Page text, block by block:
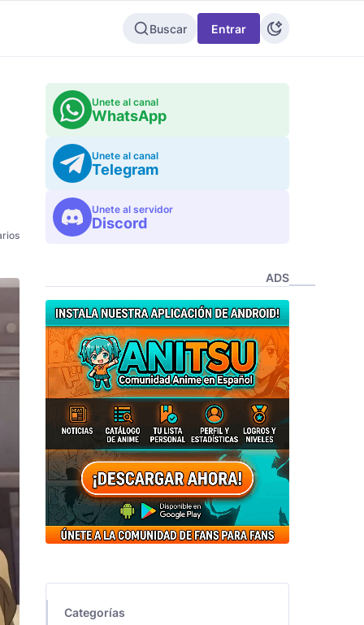
Buscar Entrar
Unete al canal
WhatsApp
Unete al canal
Telegram
Unete al servidor
Discord
ADS
Categorías